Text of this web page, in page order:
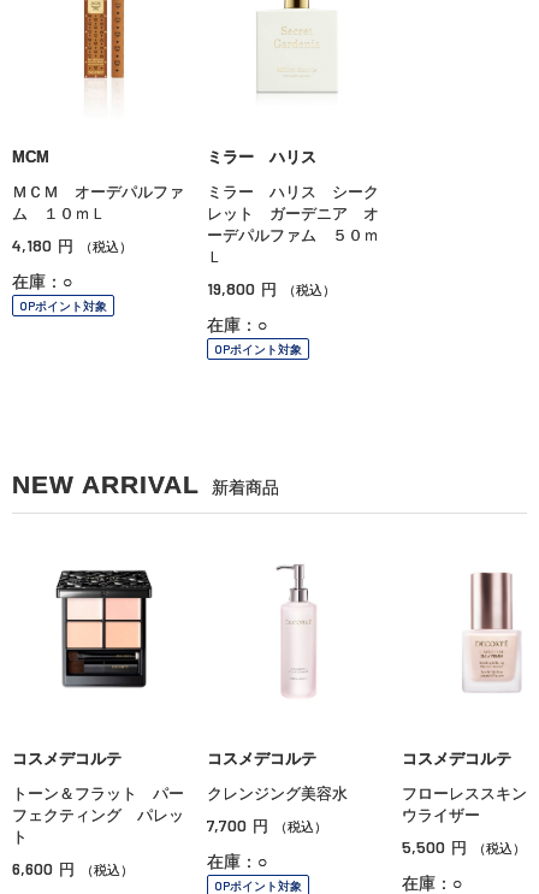
MCM
ＭＣＭ オーデパルファ
ム １０ｍＬ
4,180 円 （税込）
在庫：○
OPポイント対象
ミラー ハリス
ミラー ハリス シーク
レット ガーデニア オ
ーデパルファム ５０ｍ
Ｌ
19,800 円 （税込）
在庫：○
OPポイント対象
NEW ARRIVAL 新着商品
コスメデコルテ
トーン＆フラット パー
フェクティング パレッ
ト
6,600 円 （税込）
コスメデコルテ
クレンジング美容水
7,700 円 （税込）
在庫：○
OPポイント対象
コスメデコルテ
フローレススキ
ウライザー
5,500 円 （税込）
在庫：○